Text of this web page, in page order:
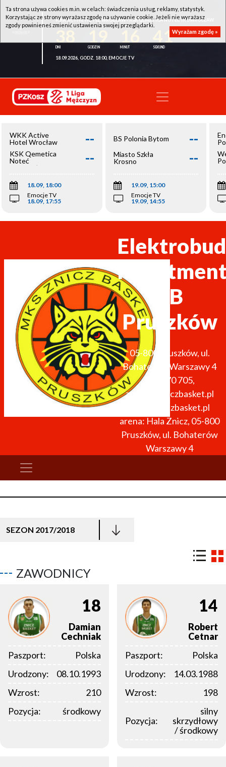
WKK ACTIVE HOTEL WROCŁAW - KSK QEMETICA NOTEĆ INOWROCŁAW
40
18.09.2026, GODZ. 18:00, EMOCJE TV
WKK Active
Hotel Wrocław
--
KSK Qemetica
Noteć
Inowrocław
--
18.09, 18:00
Emocje TV
18.09, 17:55
BS Polonia Bytom --
Miasto Szkła
Krosno
--
19.09, 15:00
Emocje TV
19.09, 14:55
ZB
Pruszków
05-800 Pruszków, ul.
Bohaterów Warszawy 4
691 270 705,
zarzad@zniczbasket.pl
http://zniczbasket.pl
arena: Hala Znicz, 05-800
Pruszków, ul. Bohaterów
Warszawy 4
SEZON 2017/2018
ZAWODNICY
18
Damian
Cechniak
Paszport:
Polska
Urodzony:
08.10.1993
Wzrost:
210
Pozycja:
środkowy
14
Robert
Cetnar
Paszport:
Polska
Urodzony:
14.03.1988
Wzrost:
198
Pozycja:
silny
skrzydłowy
/ środkowy
Ta strona używa cookies m.in. w celach: świadczenia usług, reklamy, statystyk.
Korzystając ze strony wyrażasz zgodę na używanie cookie. Jeżeli nie wyrażasz
zgody powinieneś zmienić ustawienia swojej przeglądarki.
Wyrażam zgodę »